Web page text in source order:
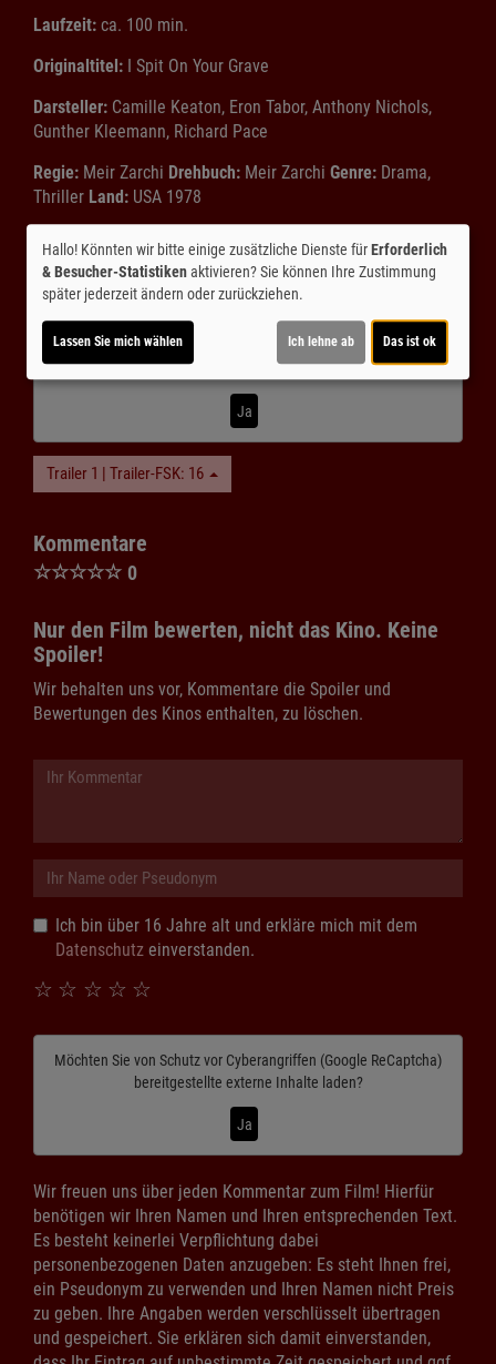
Laufzeit: ca. 100 min.
Originaltitel: I Spit On Your Grave
Darsteller: Camille Keaton, Eron Tabor, Anthony Nichols,
Gunther Kleemann, Richard Pace
Regie: Meir Zarchi Drehbuch: Meir Zarchi Genre: Drama,
Thriller Land: USA 1978
© CINEPROG ...macht Lust auf Ihr Kino!
Möchten Sie vonYoutube (Trailer ansehen)bereitgestellte
externe Inhalte laden?
Ja
Trailer 1 | Trailer-FSK: 16
Kommentare
☆☆☆☆☆ 0
Nur den Film bewerten, nicht das Kino. Keine
Spoiler!
Wir behalten uns vor, Kommentare die Spoiler und
Bewertungen des Kinos enthalten, zu löschen.
Ich bin über 16 Jahre alt und erkläre mich mit dem
Datenschutz einverstanden.
☆
☆
☆
☆
☆
Möchten Sie von Schutz vor Cyberangriffen (Google ReCaptcha)
bereitgestellte externe Inhalte laden?
Ja
Wir freuen uns über jeden Kommentar zum Film! Hierfür
benötigen wir Ihren Namen und Ihren entsprechenden Text.
Es besteht keinerlei Verpflichtung dabei
personenbezogenen Daten anzugeben: Es steht Ihnen frei,
ein Pseudonym zu verwenden und Ihren Namen nicht Preis
zu geben. Ihre Angaben werden verschlüsselt übertragen
und gespeichert. Sie erklären sich damit einverstanden,
Hallo! Könnten wir bitte einige zusätzliche Dienste fürErforderlich
& Besucher-Statistikenaktivieren? Sie können Ihre Zustimmung
später jederzeit ändern oder zurückziehen.
Lassen Sie mich wählen Ich lehne ab Das ist ok